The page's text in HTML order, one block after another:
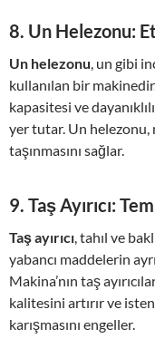
8. Un Helezonu:
Un helezonu, un gibi
kullanılan bir
kapasitesi ve
yer tutar. Un helezonu,
taşınmasını sağlar.
9. Taş Ayırıcı:
Taş ayırıcı, tahıl ve
yabancı maddelerin
Makina’nın taş
kalitesini artırır ve
karışmasını engeller.